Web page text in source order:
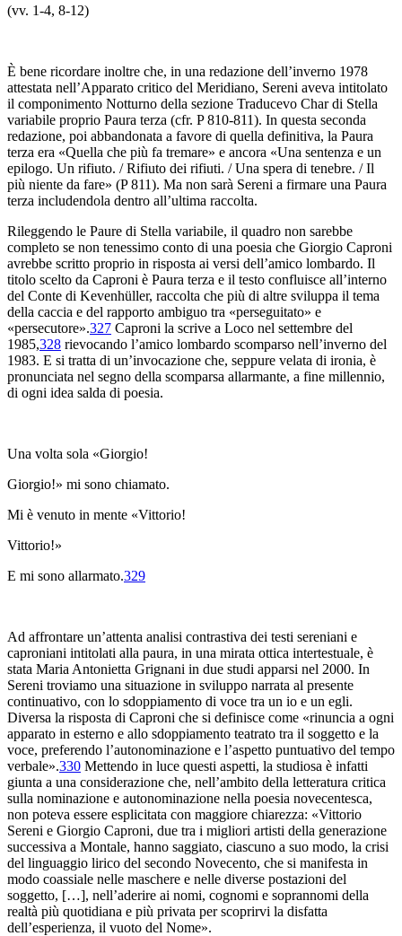
(vv. 1-4, 8-12)
È bene ricordare inoltre che, in una redazione dell’inverno 1978
attestata nell’Apparato critico del Meridiano, Sereni aveva intitolato
il componimento Notturno della sezione Traducevo Char di Stella
variabile proprio Paura terza (cfr. P 810-811). In questa seconda
redazione, poi abbandonata a favore di quella definitiva, la Paura
terza era «Quella che più fa tremare» e ancora «Una sentenza e un
epilogo. Un rifiuto. / Rifiuto dei rifiuti. / Una spera di tenebre. / Il
più niente da fare» (P 811). Ma non sarà Sereni a firmare una Paura
terza includendola dentro all’ultima raccolta.
Rileggendo le Paure di Stella variabile, il quadro non sarebbe
completo se non tenessimo conto di una poesia che Giorgio Caproni
avrebbe scritto proprio in risposta ai versi dell’amico lombardo. Il
titolo scelto da Caproni è Paura terza e il testo confluisce all’interno
del Conte di Kevenhüller, raccolta che più di altre sviluppa il tema
della caccia e del rapporto ambiguo tra «perseguitato» e
«persecutore».327 Caproni la scrive a Loco nel settembre del
1985,328 rievocando l’amico lombardo scomparso nell’inverno del
1983. E si tratta di un’invocazione che, seppure velata di ironia, è
pronunciata nel segno della scomparsa allarmante, a fine millennio,
di ogni idea salda di poesia.
Una volta sola «Giorgio!
Giorgio!» mi sono chiamato.
Mi è venuto in mente «Vittorio!
Vittorio!»
E mi sono allarmato.329
Ad affrontare un’attenta analisi contrastiva dei testi sereniani e
caproniani intitolati alla paura, in una mirata ottica intertestuale, è
stata Maria Antonietta Grignani in due studi apparsi nel 2000. In
Sereni troviamo una situazione in sviluppo narrata al presente
continuativo, con lo sdoppiamento di voce tra un io e un egli.
Diversa la risposta di Caproni che si definisce come «rinuncia a ogni
apparato in esterno e allo sdoppiamento teatrato tra il soggetto e la
voce, preferendo l’autonominazione e l’aspetto puntuativo del tempo
verbale».330 Mettendo in luce questi aspetti, la studiosa è infatti
giunta a una considerazione che, nell’ambito della letteratura critica
sulla nominazione e autonominazione nella poesia novecentesca,
non poteva essere esplicitata con maggiore chiarezza: «Vittorio
Sereni e Giorgio Caproni, due tra i migliori artisti della generazione
successiva a Montale, hanno saggiato, ciascuno a suo modo, la crisi
del linguaggio lirico del secondo Novecento, che si manifesta in
modo coassiale nelle maschere e nelle diverse postazioni del
soggetto, […], nell’aderire ai nomi, cognomi e soprannomi della
realtà più quotidiana e più privata per scoprirvi la disfatta
dell’esperienza, il vuoto del Nome».